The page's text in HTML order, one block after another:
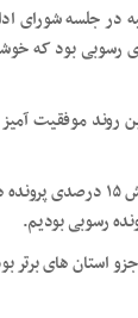
در جلسه شورای
رئیس کل دادگستری کردستان اعلام
استان های